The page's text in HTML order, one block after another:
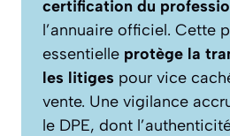
certification du
l’annuaire officiel. Cette
essentielle protège la
les litiges pour vice
vente. Une vigilance
le DPE, dont